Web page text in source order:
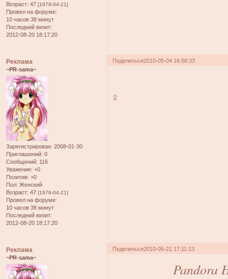
Возраст: 47 [1979-04-21]
Провел на форуме:
10 часов 38 минут
Последний визит:
2012-08-20 18:17:20
Поделиться2010-05-04 16:58:33
Реклама
~PR-sama~
Зарегистрирован: 2008-01-30
Приглашений: 0
Сообщений: 116
Уважение: +0
Позитив: +0
Пол: Женский
Возраст: 47 [1979-04-21]
Провел на форуме:
10 часов 38 минут
Последний визит:
2012-08-20 18:17:20
0
Поделиться2010-05-21 17:11:13
Реклама
~PR-sama~
Pandora